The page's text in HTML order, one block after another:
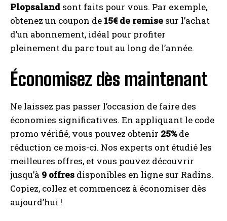
I WANT IN
I've read and accept thePrivacy Policy
A LIRE :
EA Sports FC 25 : découvrez les codes
vidéo de football à prix réduit !
Plopsaland sont faits pour vous. Par exemple,
obtenez un coupon de 15€ de remise sur l’achat
d’un abonnement, idéal pour profiter
pleinement du parc tout au long de l’année.
Économisez dès maintenant
Ne laissez pas passer l’occasion de faire des
économies significatives. En appliquant le code
promo vérifié, vous pouvez obtenir 25%de
réduction ce mois-ci. Nos experts ont étudié les
meilleures offres, et vous pouvez découvrir
jusqu’à 9 offres disponibles en ligne sur Radins.
Copiez, collez et commencez à économiser dès
aujourd’hui !